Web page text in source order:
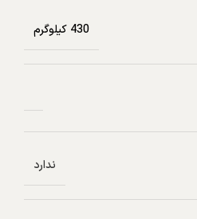
430 کیلوگرم
ندارد